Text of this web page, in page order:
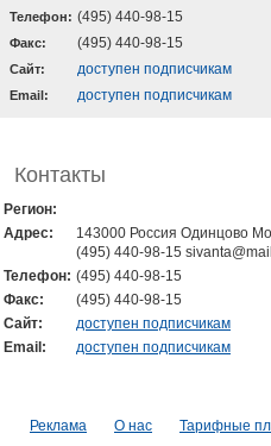
Телефон: (495) 440-98-15
Факс: (495) 440-98-15
Cайт: доступен подписчикам
Email: доступен подписчикам
Контакты
Регион:
Адрес:
143000 Россия Одинцово
(495) 440-98-15
Телефон: (495) 440-98-15
Факс:
(495) 440-98-15
Cайт:
доступен подписчикам
Email:
доступен подписчикам
Реклама О нас Тарифные